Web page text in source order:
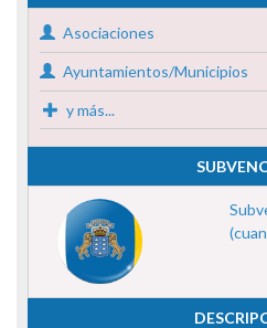
Asociaciones
Ayuntamientos/Municipios
y más...